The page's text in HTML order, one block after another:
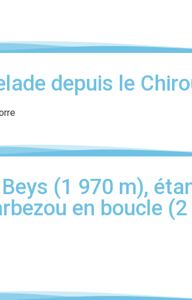
depuis le
Beys (1 970 m),
en boucle